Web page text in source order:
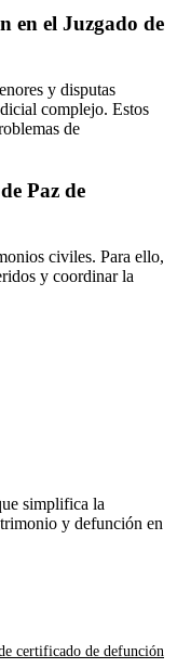
en el Juzgado de
y disputas
complejo. Estos
de
Paz de
civiles. Para ello,
y coordinar la
simplifica la
y defunción en
certificado de defunción